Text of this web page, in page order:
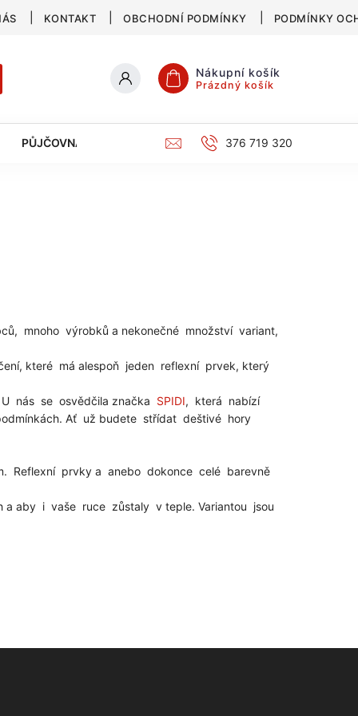
KONTAKT OBCHODNÍ PODMÍNKY PODMÍNKY
Nákupní košík
Prázdný košík
PŮJČOVNA KATALOG376 719 320
mnoho výrobků a nekonečné množství variant,
které má alespoň jeden reflexní prvek, který
nás se osvědčila značka SPIDI, která nabízí
Ať už budete střídat deštivé hory
Reflexní prvky a anebo dokonce celé barevně
aby i vaše ruce zůstaly v teple. Variantou jsou